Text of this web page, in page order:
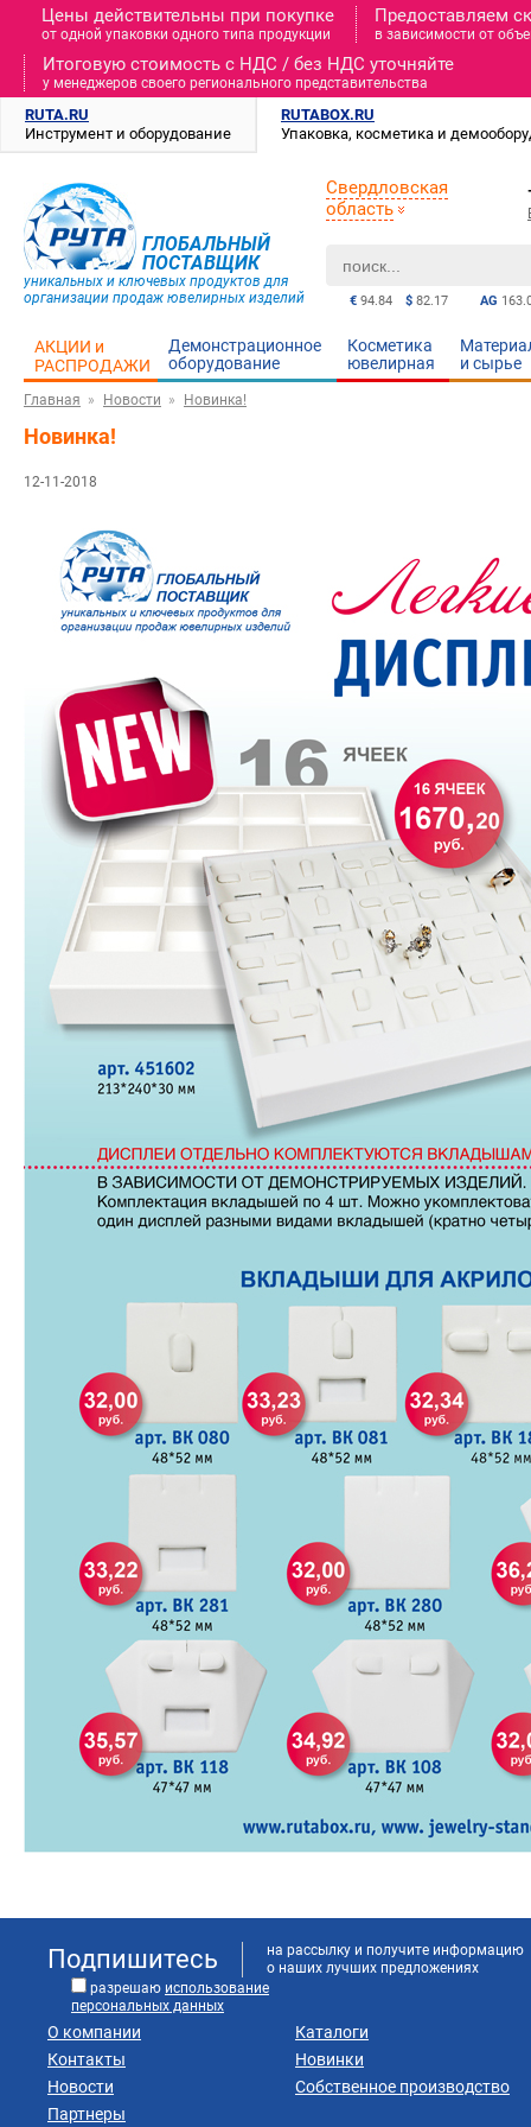
Цены действительны при покупке
от одной упаковки одного типа продукции
Предоставляем
в зависимости от
Итоговую стоимость c НДС / без НДС уточняйте
у менеджеров своего регионального представительства
RUTA.RU
Инструмент и оборудование
RUTABOX.RU
Упаковка, косметика и
ГЛОБАЛЬНЫЙ
ПОСТАВЩИК
уникальных и ключевых продуктов для
организации продаж ювелирных изделий
AG
€ 94.84 $ 82.17
Свердловская
область
АКЦИИ и
РАСПРОДАЖИ
Демонстрационное
оборудование
Косметика
ювелирная
и cырье
Главная Новости Новинка!
Новинка!
12-11-2018
Подпишитесь
на рассылку и получите информацию
о наших лучших предложениях
разрешаю использование
персональных данных
О компании
Контакты
Новости
Партнеры
Каталоги
Новинки
Собственное производство